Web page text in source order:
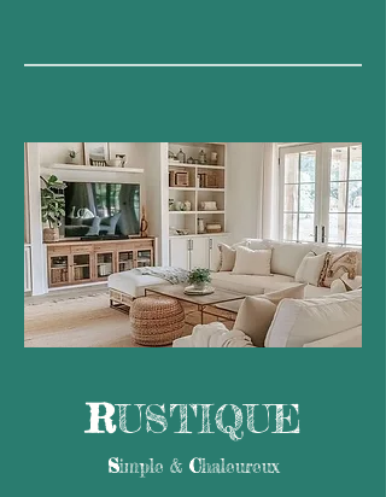
RUSTIQUE
Simple & Chaleureux